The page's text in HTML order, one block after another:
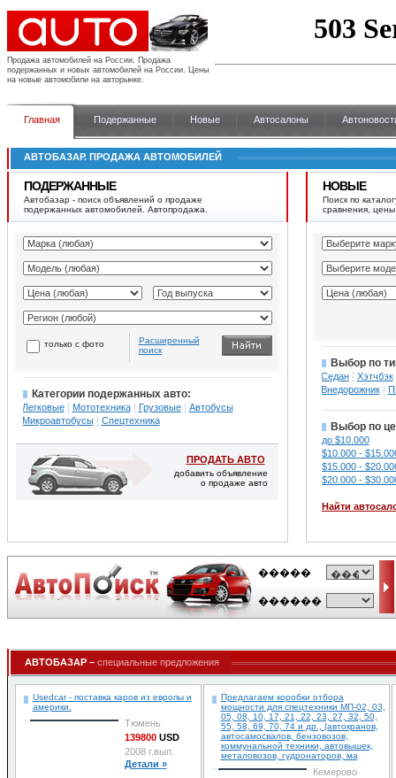
Продажа автомобилей на России. Продажа
подержанных и новых автомобилей на России. Цены
на новые автомобили на авторынке.
Главная Подержанные Новые Автосалоны
АВТОБАЗАР. ПРОДАЖА АВТОМОБИЛЕЙ
ПОДЕРЖАННЫЕ
Автобазар - поиск объявлений о продаже
подержанных автомобилей. Автопродажа.
только с фото
Расширенный
поиск
Категории подержанных авто:
Легковые Мототехника Грузовые
Автобусы
Микроавтобусы
Спецтехника
ПРОДАТЬ АВТО
добавить объявление
о продаже авто
НОВЫЕ
Поиск по
сравнения,
Выбор по
Седан
Хэтчбэк
Внедорожник
Выбор по
до $10.000
$10.000 -
$15.000 -
$20.000 -
Найти
АВТОБАЗАР – специальные предложения
Usedcar - поставка каров из европы и
америки.
Тюмень
139800USD
2008 г.вып.
Детали »
Предлагаем коробки отбора
мощности для спецтехники МП-02, 03,
05, 08, 10, 17, 21, 22, 23, 27, 32, 50,
55, 58, 69, 70, 74 и др., (автокранов,
автосамосвалов, бензовозов,
коммунальной техники, автовышек,
металовозов, гудронаторов, ма
Кемерово